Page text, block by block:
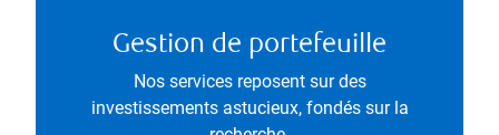
Gestion de portefeuille
Nos services reposent sur des
investissements astucieux, fondés sur la